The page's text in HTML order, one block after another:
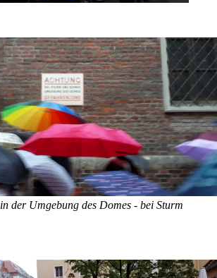
der Umgebung des Domes - bei Sturm